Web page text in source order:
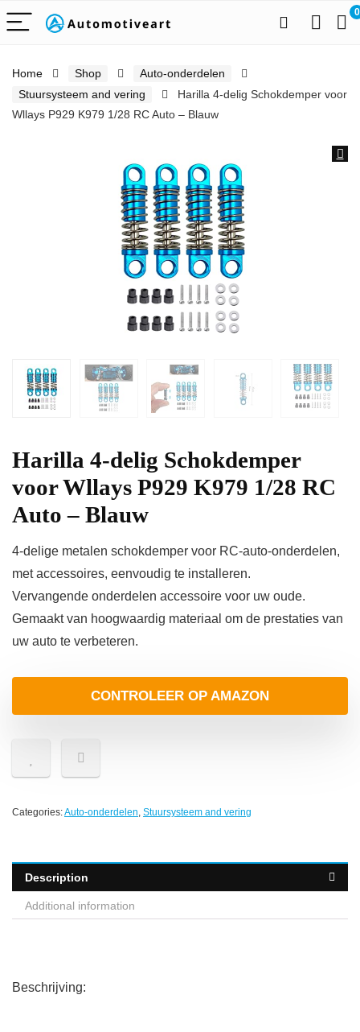
0
Home Shop
Auto-onderdelen
Stuursysteem and vering
Harilla 4-delig Schokdemper voor
Wllays P929 K979 1/28 RC Auto – Blauw
Harilla 4-delig Schokdemper
voor Wllays P929 K979 1/28 RC
Auto – Blauw
4-delige metalen schokdemper voor RC-auto-onderdelen,
met accessoires, eenvoudig te installeren.
Vervangende onderdelen accessoire voor uw oude.
Gemaakt van hoogwaardig materiaal om de prestaties van
uw auto te verbeteren.
CONTROLEER OP AMAZON
Categories:Auto-onderdelen, Stuursysteem and vering
Description
Additional information
Beschrijving: